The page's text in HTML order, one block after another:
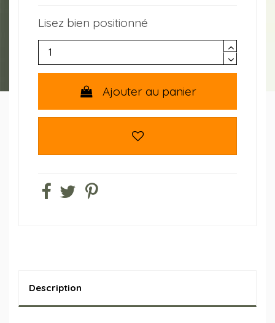
Lisez bien positionné
Ajouter au panier
Description